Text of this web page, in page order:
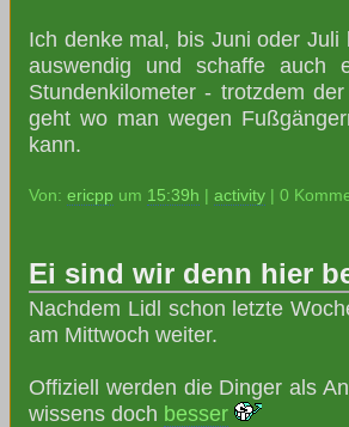
Ich denke mal, bis Juni oder
auswendig und schaffe auch
Stundenkilometer - trotzdem
geht wo man wegen
kann.
Von: ericpp um 15:39h activity | 0
Ei sind wir denn hier
Nachdem Lidl schon letzte
am Mittwoch weiter.
Offiziell werden die Dinger als
wissens doch besser